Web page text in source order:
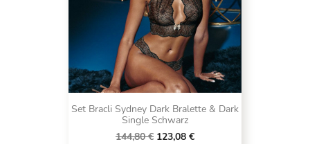
Set Bracli Sydney Dark Bralette & Dark
Single Schwarz
144,80 € 123,08 €